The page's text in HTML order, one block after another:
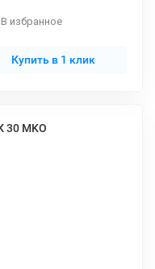
В избранное
Купить в 1 клик
30 MKO